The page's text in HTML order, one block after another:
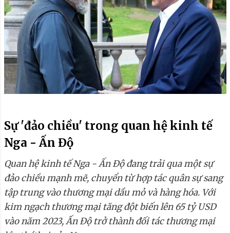
Sự 'đảo chiều' trong quan hệ kinh tế
Nga - Ấn Độ
Quan hệ kinh tế Nga - Ấn Độ đang trải qua một sự
đảo chiều mạnh mẽ, chuyển từ hợp tác quân sự sang
tập trung vào thương mại dầu mỏ và hàng hóa. Với
kim ngạch thương mại tăng đột biến lên 65 tỷ USD
vào năm 2023, Ấn Độ trở thành đối tác thương mại